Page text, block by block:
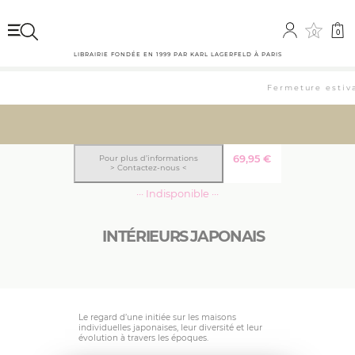
0 0
LIBRAIRIE FONDÉE EN 1999 PAR KARL LAGERFELD À PARIS
Fermeture
INTÉRIEURS JAPONAIS
69,95€
Pour plus d’informations
> Contactez-nous <
··· Indisponible ···
Le regard d’une initiée sur les maisons
individuelles japonaises, leur diversité et leur
évolution à travers les époques.